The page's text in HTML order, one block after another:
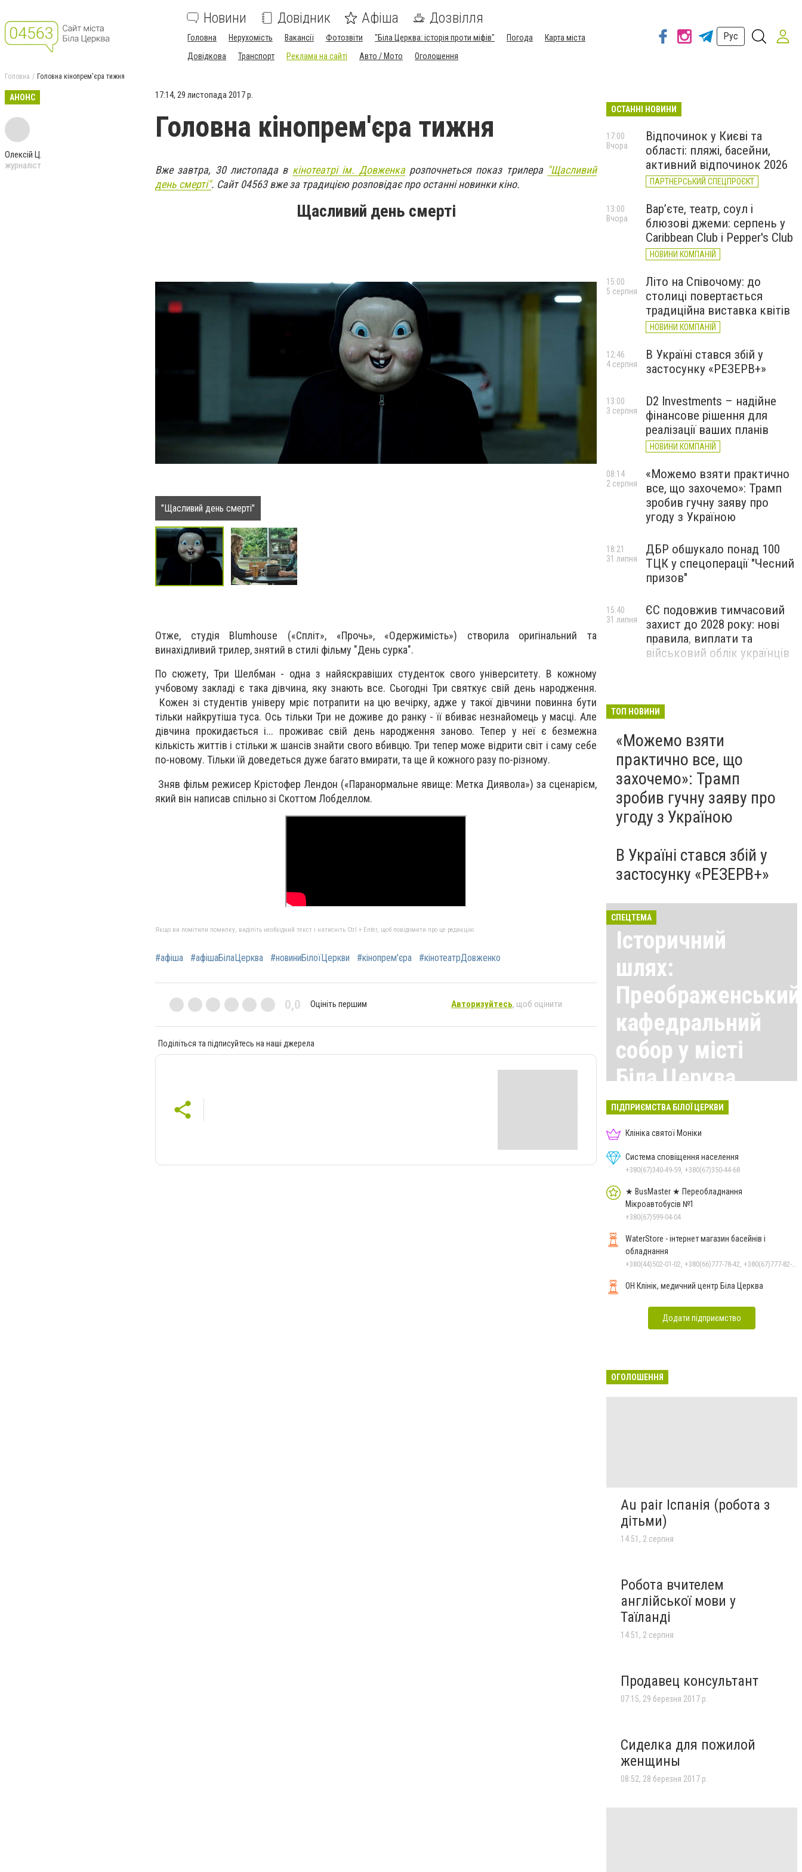
Новини Довідник Афіша Дозвілля
Головна Нерухомість Вакансії Фотозвіти "Біла Церква: історія проти міфів" Погода
Карта міста
Довідкова
Транспорт Реклама на сайті Авто / Мото Оголошення
Рус
Головна Головна кінопрем'єра тижня
АНОНС
Олексій Ц.
журналіст
17:14, 29 листопада 2017 р.
Головна кінопрем'єра тижня
Вже завтра, 30 листопада в кінотеатрі ім. Довженкарозпочнеться показ трилера "Щасливий
день смерті". Сайт 04563 вже за традицією розповідає про останні новинки кіно.
Щасливий день смерті
"Щасливий день смерті" "Щасливий день смерті"
Отже, студія Blumhouse («Спліт», «Прочь», «Одержимість») створила оригінальний та
винахідливий трилер, знятий в стилі фільму "День сурка".
По сюжету, Три Шелбман - одна з найяскравіших студенток свого університету. В кожному
учбовому закладі є така дівчина, яку знають все. Сьогодні Три святкує свій день народження.
Кожен зі студентів універу мріє потрапити на цю вечірку, адже у такої дівчини повинна бути
тільки найкрутіша туса. Ось тільки Три не доживе до ранку - її вбиває незнайомець у масці. Але
дівчина прокидається і... проживає свій день народження заново. Тепер у неї є безмежна
кількість життів і стільки ж шансів знайти свого вбивцю. Три тепер може відрити світ і саму себе
по-новому. Тільки їй доведеться дуже багато вмирати, та ще й кожного разу по-різному.
Зняв фільм режисер Крістофер Лендон («Паранормальне явище: Метка Диявола») за сценарієм,
який він написав спільно зі Скоттом Лобделлом.
Якщо ви помітили помилку, виділіть необхідний текст і натисніть Ctrl + Enter, щоб повідомити про це редакцію
#афіша #афішаБілаЦерква #новиниБілоїЦеркви #кінопрем'єра #кінотеатрДовженко
0,0 Оцініть першим Авторизуйтесь, щоб оцінити
Поділіться та підписуйтесь на наші джерела
ОСТАННІ НОВИНИ
Відпочинок у Києві та
області: пляжі, басейни,
активний відпочинок 2026
ПАРТНЕРСЬКИЙ СПЕЦПРОЄКТ
17:00
Вчора
Вар’єте, театр, соул і
блюзові джеми: серпень у
Caribbean Club і Pepper's Club
НОВИНИ КОМПАНІЙ
13:00
Вчора
Літо на Співочому: до
столиці повертається
традиційна виставка квітів
НОВИНИ КОМПАНІЙ
15:00
5 серпня
В Україні стався збій у
застосунку «РЕЗЕРВ+»
12:46
4 серпня
D2 Investments – надійне
фінансове рішення для
реалізації ваших планів
НОВИНИ КОМПАНІЙ
13:00
3 серпня
«Можемо взяти практично
все, що захочемо»: Трамп
зробив гучну заяву про
угоду з Україною
08:14
2 серпня
ДБР обшукало понад 100
ТЦК у спецоперації "Чесний
призов"
18:21
31 липня
ЄС подовжив тимчасовий
захист до 2028 року: нові
правила, виплати та
військовий облік українців
15:40
31 липня
ТОП НОВИНИ
«Можемо взяти
практично все, що
захочемо»: Трамп
зробив гучну заяву про
угоду з Україною
В Україні стався збій у
застосунку «РЕЗЕРВ+»
СПЕЦТЕМА
Історичний
шлях:
Преображенський
кафедральний
собор у місті
Біла Церква
Всі матеріали тут
ПІДПРИЄМСТВА БІЛОЇ ЦЕРКВИ
Клініка святої Моніки
Система сповіщення населення
+380(67)340-49-59, +380(67)350-44-68
★ BusMaster ★ Переобладнання
Мікроавтобусів №1
+380(67)599-04-04
WaterStore - інтернет магазин басейнів і
обладнання
ОН Клінік, медичний центр Біла Церква
Додати підприємство
ОГОЛОШЕННЯ
Au pair Іспанія (робота з
дітьми)
14:51, 2 серпня
Робота вчителем
англійської мови у
Таїланді
14:51, 2 серпня
Продавец консультант
07:15, 29 березня 2017 р.
Сиделка для пожилой
женщины
08:52, 28 березня 2017 р.